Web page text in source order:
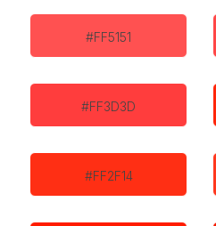
#FF5151
#FF3D3D
#FF2F14